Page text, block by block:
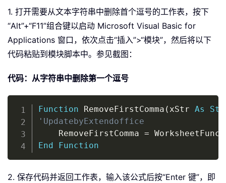
1. 打开需要从文本字符串中删除首个逗号的工作表，按下
“Alt”+“F11”组合键以启动 Microsoft Visual Basic for
Applications 窗口，依次点击“插入”>“模块”，然后将以下
代码粘贴到模块脚本中。参见截图：
代码：从字符串中删除第一个逗号
Function RemoveFirstComma ( xStr As
'UpdatebyExtendoffice
    RemoveFirstComma
=
End
Function
Copy
2. 保存代码并返回工作表，输入该公式后按“Enter 键”，即